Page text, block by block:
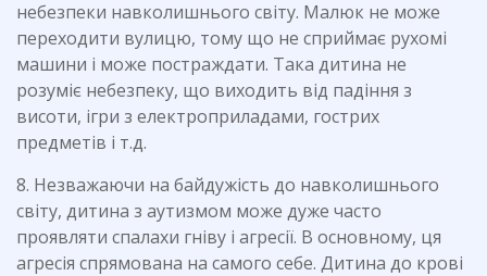
небезпеки навколишнього світу. Малюк не може
переходити вулицю, тому що не сприймає рухомі
машини і може постраждати. Така дитина не
розуміє небезпеку, що виходить від падіння з
висоти, ігри з електроприладами, гострих
предметів і т.д.
8. Незважаючи на байдужість до навколишнього
світу, дитина з аутизмом може дуже часто
проявляти спалахи гніву і агресії. В основному, ця
агресія спрямована на самого себе. Дитина до крові